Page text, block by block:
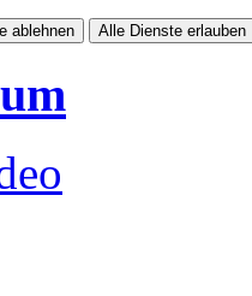
ablehnen Alle Dienste erlauben